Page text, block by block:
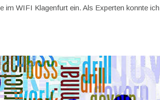
im WIFI Klagenfurt ein. Als Experten konnte ich